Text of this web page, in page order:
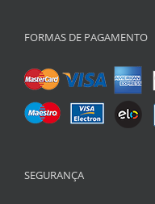
FORMAS DE PAGAMENTO
SEGURANÇA